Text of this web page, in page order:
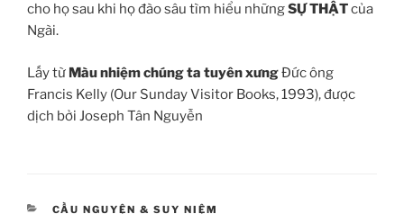
cho họ sau khi họ đào sâu tìm hiểu nhữngSỰ THẬTcủa
Ngài.
Lấy từ Màu nhiệm chúng ta tuyên xưngĐức ông
Francis Kelly (Our Sunday Visitor Books, 1993), được
dịch bởi Joseph Tân Nguyễn
CATEGORIES
CẦU NGUYỆN & SUY NIỆM